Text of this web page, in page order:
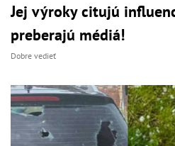
Jej výroky citujú
preberajú médiá!
Dobre vedieť